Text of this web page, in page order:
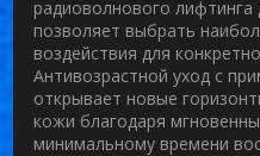
радиоволнового лифтинга
позволяет выбрать
воздействия для
Антивозрастной уход с
открывает новые
кожи благодаря
минимальному времени